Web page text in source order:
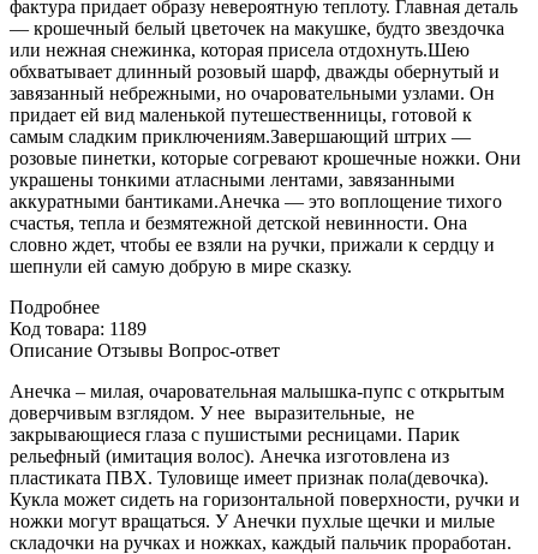
фактура придает образу невероятную теплоту. Главная деталь
— крошечный белый цветочек на макушке, будто звездочка
или нежная снежинка, которая присела отдохнуть.Шею
обхватывает длинный розовый шарф, дважды обернутый и
завязанный небрежными, но очаровательными узлами. Он
придает ей вид маленькой путешественницы, готовой к
самым сладким приключениям.Завершающий штрих —
розовые пинетки, которые согревают крошечные ножки. Они
украшены тонкими атласными лентами, завязанными
аккуратными бантиками.Анечка — это воплощение тихого
счастья, тепла и безмятежной детской невинности. Она
словно ждет, чтобы ее взяли на ручки, прижали к сердцу и
шепнули ей самую добрую в мире сказку.
Подробнее
Код товара: 1189
Описание Отзывы Вопрос-ответ
Анечка – милая, очаровательная малышка-пупс с открытым
доверчивым взглядом. У нее выразительные, не
закрывающиеся глаза с пушистыми ресницами. Парик
рельефный (имитация волос). Анечка изготовлена из
пластиката ПВХ. Туловище имеет признак пола(девочка).
Кукла может сидеть на горизонтальной поверхности, ручки и
ножки могут вращаться. У Анечки пухлые щечки и милые
складочки на ручках и ножках, каждый пальчик проработан.